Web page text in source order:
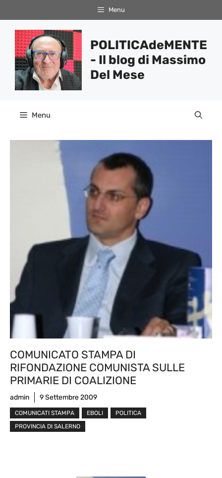
al
contenuto
Menu
POLITICAdeMENTE
- Il blog di Massimo
Del Mese
Menu
COMUNICATO STAMPA DI
RIFONDAZIONE COMUNISTA SULLE
PRIMARIE DI COALIZIONE
admin 9 Settembre 2009
COMUNICATI STAMPA EBOLI
POLITICA
PROVINCIA DI SALERNO